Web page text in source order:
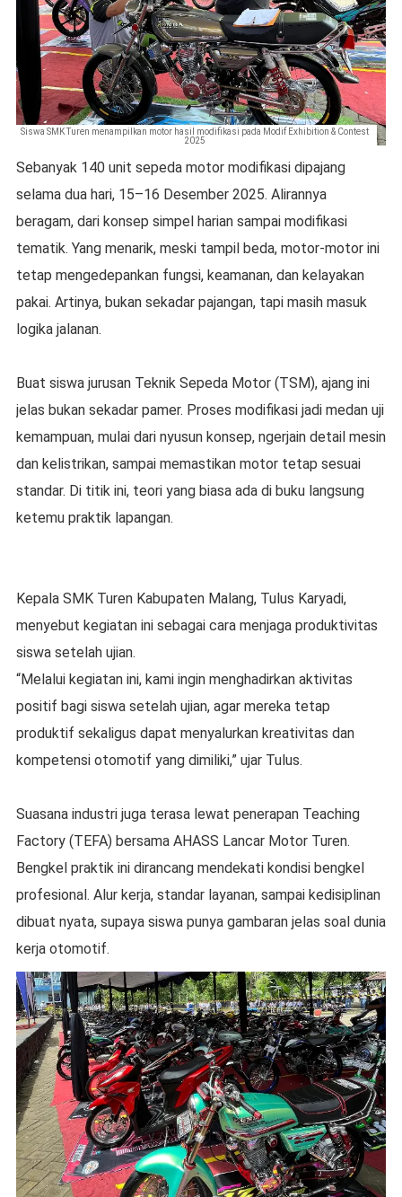
Siswa SMK Turen menampilkan motor hasil modifikasi pada Modif Exhibition & Contest
2025
Sebanyak 140 unit sepeda motor modifikasi dipajang
selama dua hari, 15–16 Desember 2025. Alirannya
beragam, dari konsep simpel harian sampai modifikasi
tematik. Yang menarik, meski tampil beda, motor-motor ini
tetap mengedepankan fungsi, keamanan, dan kelayakan
pakai. Artinya, bukan sekadar pajangan, tapi masih masuk
logika jalanan.
Buat siswa jurusan Teknik Sepeda Motor (TSM), ajang ini
jelas bukan sekadar pamer. Proses modifikasi jadi medan uji
kemampuan, mulai dari nyusun konsep, ngerjain detail mesin
dan kelistrikan, sampai memastikan motor tetap sesuai
standar. Di titik ini, teori yang biasa ada di buku langsung
ketemu praktik lapangan.
Kepala SMK Turen Kabupaten Malang, Tulus Karyadi,
menyebut kegiatan ini sebagai cara menjaga produktivitas
siswa setelah ujian.
“Melalui kegiatan ini, kami ingin menghadirkan aktivitas
positif bagi siswa setelah ujian, agar mereka tetap
produktif sekaligus dapat menyalurkan kreativitas dan
kompetensi otomotif yang dimiliki,” ujar Tulus.
Suasana industri juga terasa lewat penerapan Teaching
Factory (TEFA) bersama AHASS Lancar Motor Turen.
Bengkel praktik ini dirancang mendekati kondisi bengkel
profesional. Alur kerja, standar layanan, sampai kedisiplinan
dibuat nyata, supaya siswa punya gambaran jelas soal dunia
kerja otomotif.